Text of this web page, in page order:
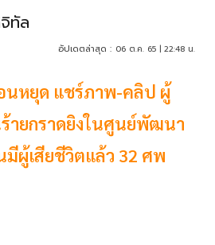
ทัล
อัปเดตล่าสุด : 06 ต.ค. 65 | 22:48 น.
นหยุด แชร์ภาพ-คลิป ผู้
ายกราดยิงในศูนย์พัฒนา
มีผู้เสียชีวิตแล้ว 32 ศพ